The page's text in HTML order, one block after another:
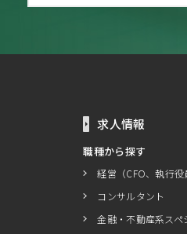
求人情報
職種から探す
経営（CFO、執行役
コンサルタント
金融・不動産系スペ